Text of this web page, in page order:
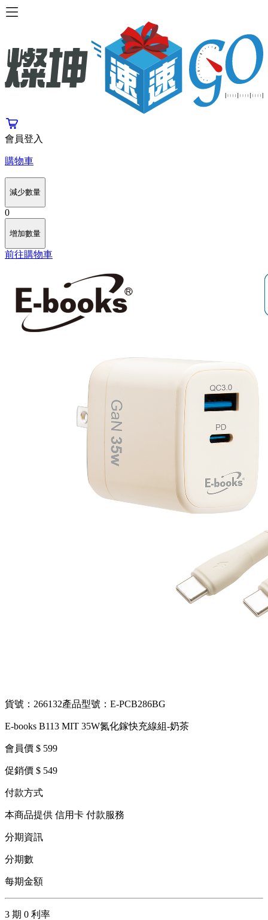
會員登入
購物車
減少數量
0
增加數量
前往購物車
貨號：266132產品型號：E-PCB286BG
E-books B113 MIT 35W氮化鎵快充線組-奶茶
會員價 $ 599
促銷價 $ 549
付款方式
本商品提供 信用卡 付款服務
分期資訊
分期數
每期金額
3 期 0 利率